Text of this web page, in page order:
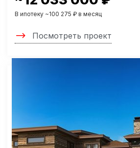
В ипотеку ~100 275 ₽ в месяц
Посмотреть проект